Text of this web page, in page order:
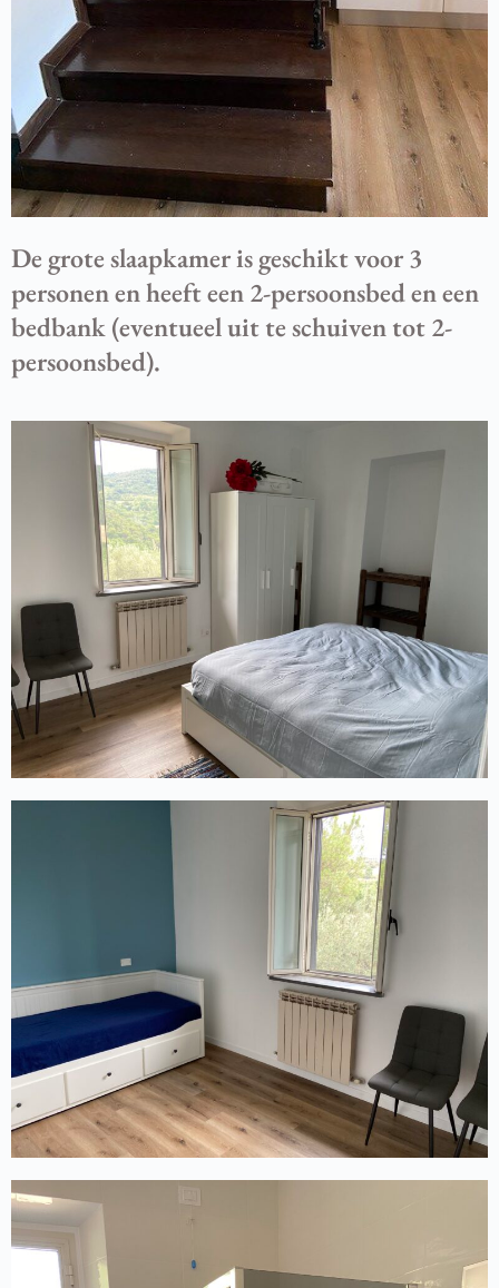
De grote slaapkamer is geschikt voor 3
personen en heeft een 2-persoonsbed en een
bedbank (eventueel uit te schuiven tot 2-
persoonsbed).